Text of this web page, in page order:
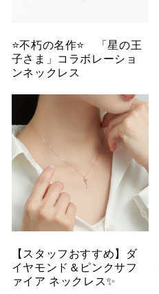
⭐️不朽の名作⭐️ 「星の王
子さま」コラボレーショ
ンネックレス
【スタッフおすすめ】ダ
イヤモンド＆ピンクサフ
ァイア ネックレス✨